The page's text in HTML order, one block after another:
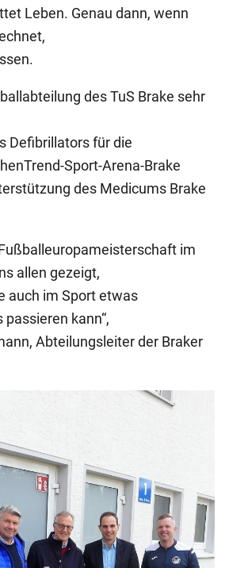
Leben. Genau dann, wenn
des TuS Brake sehr
Defibrillators für die
Sport-Arena-Brake
des Medicums Brake
im
allen gezeigt,
auch im Sport etwas
kann“,
Abteilungsleiter der Braker